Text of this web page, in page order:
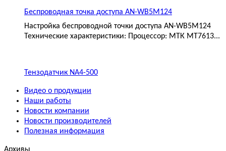
Беспроводная точка доступа AN-WB5M124
Настройка беспроводной точки доступа AN-WB5M124
Технические характеристики: Процессор: МТК MT7613...
Тензодатчик NA4-500
Видео о продукции
Наши работы
Новости компании
Новости производителей
Полезная информация